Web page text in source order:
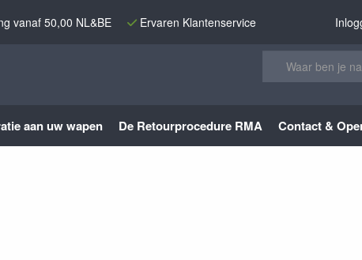
vanaf 50,00 NL&BE Ervaren Klantenservice
aan uw wapen De Retourprocedure RMA Contact &